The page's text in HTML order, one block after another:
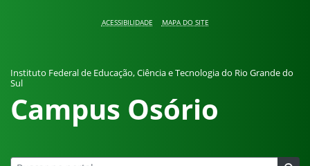
ACESSIBILIDADE MAPA DO SITE
Instituto Federal de Educação, Ciência e Tecnologia do Rio Grande do
Sul
Campus Osório